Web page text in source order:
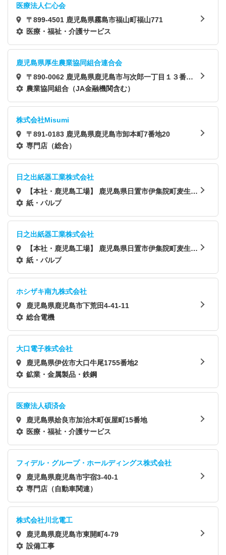
医療法人仁心会
〒899-4501 鹿児島県霧島市福山町福山771
医療・福祉・介護サービス
鹿児島県厚生農業協同組合連合会
〒890-0062 鹿児島県鹿児島市与次郎一丁目１３番１
号
農業協同組合（JA金融機関含む）
株式会社Misumi
〒891-0183 鹿児島県鹿児島市卸本町7番地20
専門店（総合）
日之出紙器工業株式会社
【本社・鹿児島工場】 鹿児島県日置市伊集院町麦生田
2158
紙・パルプ
日之出紙器工業株式会社
【本社・鹿児島工場】 鹿児島県日置市伊集院町麦生田
2158
紙・パルプ
ホシザキ南九株式会社
鹿児島県鹿児島市下荒田4-41-11
総合電機
大口電子株式会社
鹿児島県伊佐市大口牛尾1755番地2
鉱業・金属製品・鉄鋼
医療法人碩済会
鹿児島県姶良市加治木町仮屋町15番地
医療・福祉・介護サービス
フィデル・グループ・ホールディングス株式会社
鹿児島県鹿児島市宇宿3-40-1
専門店（自動車関連）
株式会社川北電工
鹿児島県鹿児島市東開町4-79
設備工事